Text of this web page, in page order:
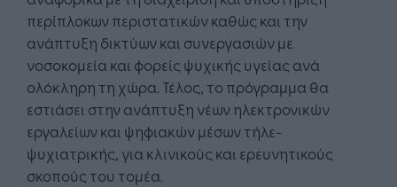
περίπλοκων περιστατικών καθώς και την
ανάπτυξη δικτύων και συνεργασιών με
νοσοκομεία και φορείς ψυχικής υγείας ανά
ολόκληρη τη χώρα. Τέλος, το πρόγραμμα θα
εστιάσει στην ανάπτυξη νέων ηλεκτρονικών
εργαλείων και ψηφιακών μέσων τήλε-
ψυχιατρικής, για κλινικούς και ερευνητικούς
σκοπούς του τομέα.